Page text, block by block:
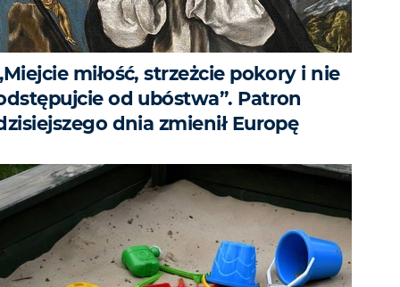
miłość, strzeżcie pokory i nie
od ubóstwa”. Patron
dnia zmienił Europę